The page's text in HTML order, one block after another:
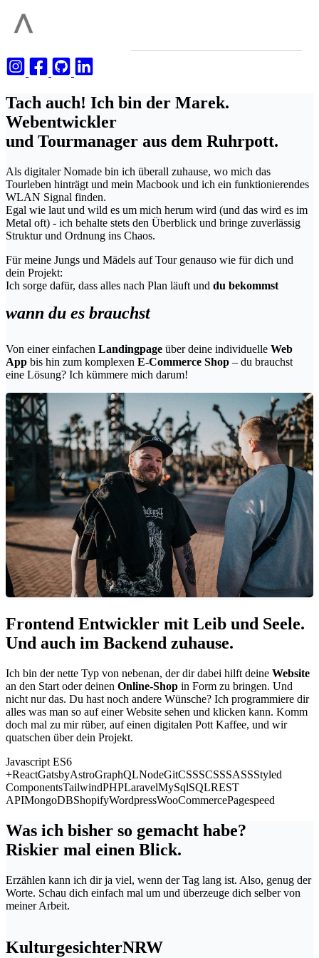
Tach auch! Ich bin der Marek.
Webentwickler
und Tourmanager aus dem Ruhrpott.
Als digitaler Nomade bin ich überall zuhause, wo mich das
Tourleben hinträgt und mein Macbook und ich ein funktionierendes
WLAN Signal finden.
Egal wie laut und wild es um mich herum wird (und das wird es im
Metal oft) - ich behalte stets den Überblick und bringe zuverlässig
Struktur und Ordnung ins Chaos.
Für meine Jungs und Mädels auf Tour genauso wie für dich und
dein Projekt:
Ich sorge dafür, dass alles nach Plan läuft und du bekommst
wann du es brauchst
Von einer einfachen Landingpage über deine individuelle Web
App bis hin zum komplexen E-Commerce Shop – du brauchst
eine Lösung? Ich kümmere mich darum!
Frontend Entwickler mit Leib und Seele.
Und auch im Backend zuhause.
Ich bin der nette Typ von nebenan, der dir dabei hilft deine Website
an den Start oder deinen Online-Shop in Form zu bringen. Und
nicht nur das. Du hast noch andere Wünsche? Ich programmiere dir
alles was man so auf einer Website sehen und klicken kann. Komm
doch mal zu mir rüber, auf einen digitalen Pott Kaffee, und wir
quatschen über dein Projekt.
Javascript ES6
+ReactGatsbyAstroGraphQLNodeGitCSSSCSSSASSStyled
ComponentsTailwindPHPLaravelMySqlSQLREST
APIMongoDBShopifyWordpressWooCommercePagespeed
Was ich bisher so gemacht habe?
Riskier mal einen Blick.
Erzählen kann ich dir ja viel, wenn der Tag lang ist. Also, genug der
Worte. Schau dich einfach mal um und überzeuge dich selber von
meiner Arbeit.
KulturgesichterNRW